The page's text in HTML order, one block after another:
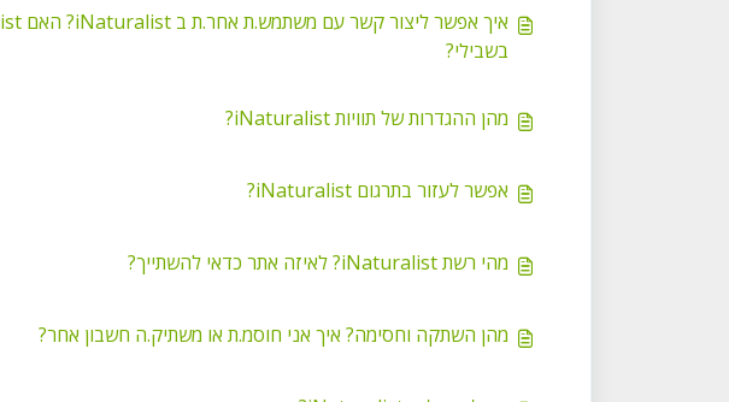
בשבילי?
מהן ההגדרות של תוויות iNaturalist?
אפשר לעזור בתרגום iNaturalist?
מהי רשת iNaturalist? לאיזה אתר כדאי להשתייך?
מהן השתקה וחסימה? איך אני חוסמ.ת או משתיק.ה חשבון אחר?